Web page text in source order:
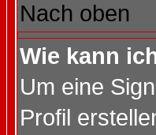
Nach oben
Wie kann
Um eine
Profil